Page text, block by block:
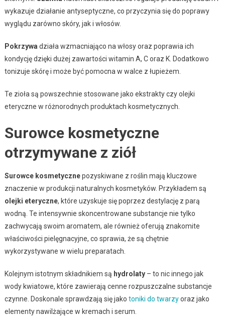
wykazuje działanie antyseptyczne, co przyczynia się do poprawy
wyglądu zarówno skóry, jak i włosów.
Pokrzywa działa wzmacniająco na włosy oraz poprawia ich
kondycję dzięki dużej zawartości witamin A, C oraz K. Dodatkowo
tonizuje skórę i może być pomocna w walce z łupieżem.
Te zioła są powszechnie stosowane jako ekstrakty czy olejki
eteryczne w różnorodnych produktach kosmetycznych.
Surowce kosmetyczne
otrzymywane z ziół
Surowce kosmetycznepozyskiwane z roślin mają kluczowe
znaczenie w produkcji naturalnych kosmetyków. Przykładem są
olejki eteryczne, które uzyskuje się poprzez destylację z parą
wodną. Te intensywnie skoncentrowane substancje nie tylko
zachwycają swoim aromatem, ale również oferują znakomite
właściwości pielęgnacyjne, co sprawia, że są chętnie
wykorzystywane w wielu preparatach.
Kolejnym istotnym składnikiem są hydrolaty– to nic innego jak
wody kwiatowe, które zawierają cenne rozpuszczalne substancje
czynne. Doskonale sprawdzają się jako toniki do twarzyoraz jako
elementy nawilżające w kremach i serum.